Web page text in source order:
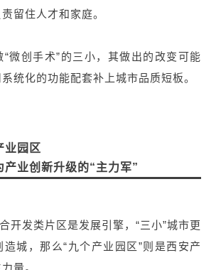
留住人才和家庭。
微创手术”的三小，其做出的改变可能
统化的功能配套补上城市品质短板。
业园区
产业创新升级的“主力军”
开发类片区是发展引擎，“三小”城市更
城，那么“九个产业园区”则是西安产